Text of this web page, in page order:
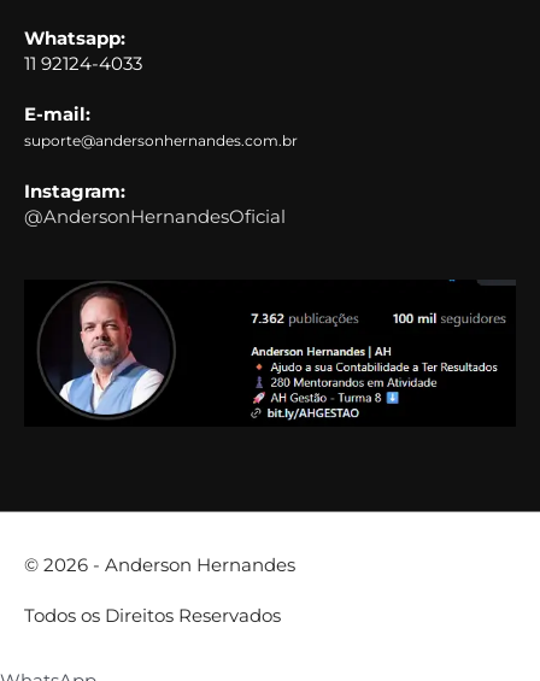
Whatsapp:
11 92124-4033
E-mail:
suporte@andersonhernandes.com.br
Instagram:
@AndersonHernandesOficial
© 2026 - Anderson Hernandes
Todos os Direitos Reservados